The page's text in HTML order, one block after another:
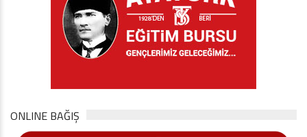
ONLINE BAĞIŞ